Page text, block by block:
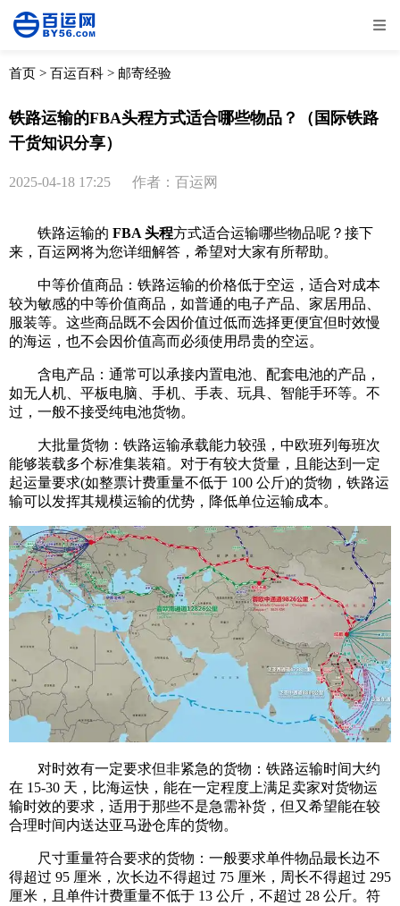
全部 物流资讯
取消
首页 > 百运百科 > 邮寄经验
铁路运输的FBA头程方式适合哪些物品？（国际铁路
干货知识分享）
2025-04-18 17:25 作者：百运网
铁路运输的 FBA 头程方式适合运输哪些物品呢？接下
来，百运网将为您详细解答，希望对大家有所帮助。
中等价值商品：铁路运输的价格低于空运，适合对成本
较为敏感的中等价值商品，如普通的电子产品、家居用品、
服装等。这些商品既不会因价值过低而选择更便宜但时效慢
的海运，也不会因价值高而必须使用昂贵的空运。
含电产品：通常可以承接内置电池、配套电池的产品，
如无人机、平板电脑、手机、手表、玩具、智能手环等。不
过，一般不接受纯电池货物。
大批量货物：铁路运输承载能力较强，中欧班列每班次
能够装载多个标准集装箱。对于有较大货量，且能达到一定
起运量要求(如整票计费重量不低于 100 公斤)的货物，铁路运
输可以发挥其规模运输的优势，降低单位运输成本。
对时效有一定要求但非紧急的货物：铁路运输时间大约
在 15-30 天，比海运快，能在一定程度上满足卖家对货物运
输时效的要求，适用于那些不是急需补货，但又希望能在较
合理时间内送达亚马逊仓库的货物。
尺寸重量符合要求的货物：一般要求单件物品最长边不
得超过 95 厘米，次长边不得超过 75 厘米，周长不得超过 295
厘米，且单件计费重量不低于 13 公斤，不超过 28 公斤。符